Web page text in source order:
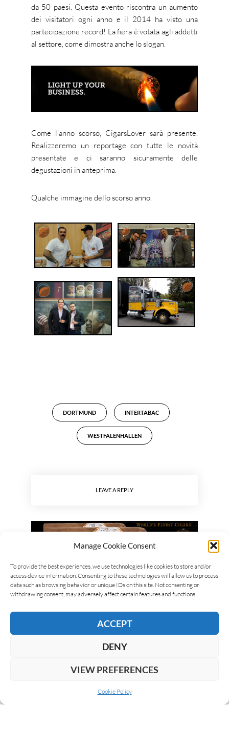
Manage Cookie Consent
To provide the best experiences, we use technologies like cookies to store and/or
access device information. Consenting to these technologies will allow us to process
data such as browsing behavior or unique IDs on this site. Not consenting or
withdrawing consent, may adversely affect certain features and functions.
ACCEPT
DENY
VIEW PREFERENCES
Cookie Policy
da 50 paesi. Questa evento riscontra un aumento
dei visitatori ogni anno e il 2014 ha visto una
partecipazione record! La fiera è votata agli addetti
al settore, come dimostra anche lo slogan.
Come l’anno scorso, CigarsLover sarà presente.
Realizzeremo un reportage con tutte le novità
presentate e ci saranno sicuramente delle
degustazioni in anteprima.
Qualche immagine dello scorso anno.
DORTMUND INTERTABAC
WESTFALENHALLEN
LEAVE A REPLY